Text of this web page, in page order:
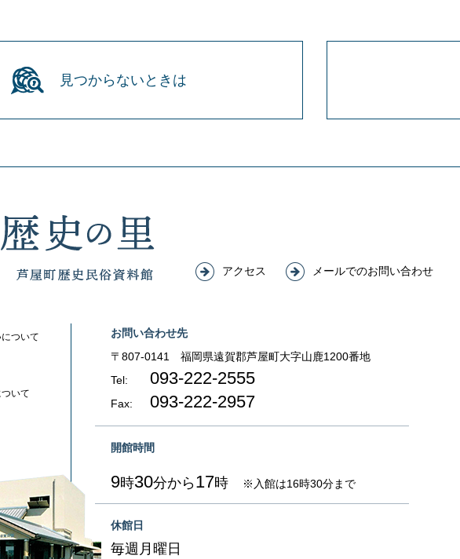
見つからないときは
アクセス メールでのお問い合わせ
ついて
いて
お問い合わせ先
〒807-0141
福岡県遠賀郡芦屋町大字山鹿1200番地
Tel:
093-222-2555
Fax: 093-222-2957
開館時間
9時30分から17時 ※入館は16時30分まで
休館日
毎週月曜日